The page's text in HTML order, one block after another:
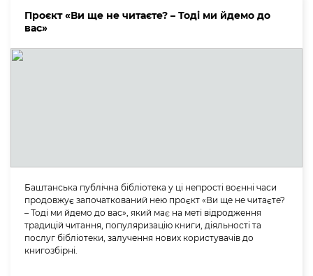
Проєкт «Ви ще не читаєте? – Тоді ми йдемо до
вас»
Баштанська публічна бібліотека у ці непрості воєнні часи
продовжує започаткований нею проєкт «Ви ще не читаєте?
– Тоді ми йдемо до вас», який має на меті відродження
традицій читання, популяризацію книги, діяльності та
послуг бібліотеки, залучення нових користувачів до
книгозбірні.